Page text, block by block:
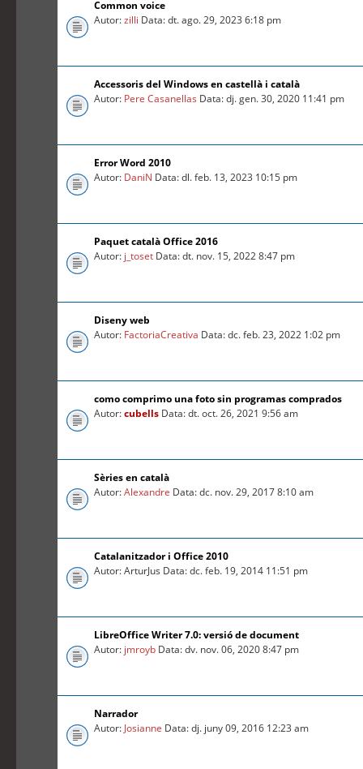
Common voice
Autor:zilli Data: dt. ago. 29, 2023 6:18 pm
Accessoris del Windows en castellà i català
Autor: Pere Casanellas Data: dj. gen. 30, 2020 11:41 pm
Error Word 2010
Autor: DaniN Data: dl. feb. 13, 2023 10:15 pm
Paquet català Office 2016
Autor: j_toset Data: dt. nov. 15, 2022 8:47 pm
Diseny web
Autor: FactoriaCreativa Data: dc. feb. 23, 2022 1:02 pm
como comprimo una foto sin programas comprados
Autor:cubells Data: dt. oct. 26, 2021 9:56 am
Sèries en català
Autor:Alexandre Data: dc. nov. 29, 2017 8:10 am
Catalanitzador i Office 2010
Autor: ArturJus Data: dc. feb. 19, 2014 11:51 pm
LibreOffice Writer 7.0: versió de document
Autor: jmroyb Data: dv. nov. 06, 2020 8:47 pm
Narrador
Autor: Josianne Data: dj. juny 09, 2016 12:23 am